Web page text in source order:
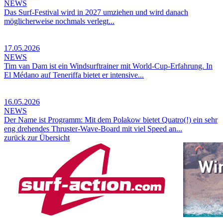
NEWS
Das Surf-Festival wird in 2027 umziehen und wird danach
möglicherweise nochmals verlegt...
17.05.2026
NEWS
Tim van Dam ist ein Windsurftrainer mit World-Cup-Erfahrung. In
El Médano auf Teneriffa bietet er intensive...
16.05.2026
NEWS
Der Name ist Programm: Mit dem Polakow bietet Quatro(!) ein sehr
eng drehendes Thruster-Wave-Board mit viel Speed an...
zurück zur Übersicht